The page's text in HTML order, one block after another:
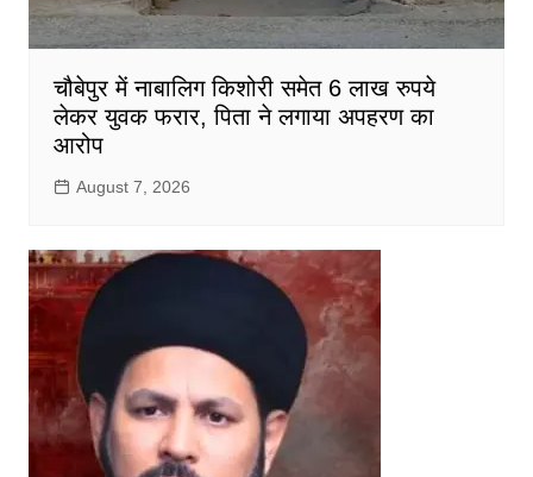
चौबेपुर में नाबालिग किशोरी समेत 6 लाख रुपये
लेकर युवक फरार, पिता ने लगाया अपहरण का
आरोप
August 7, 2026